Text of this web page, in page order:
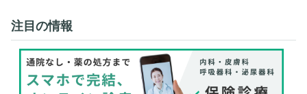
注目の情報